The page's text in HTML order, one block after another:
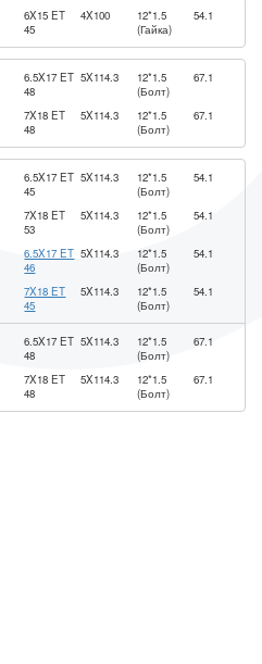
6X15 ET
45
4X100
12*1.5
(Гайка)
54.1
6.5X17 ET
48
7X18 ET
48
5X114.3
5X114.3
12*1.5
(Болт)
12*1.5
(Болт)
67.1
67.1
6.5X17 ET
45
7X18 ET
53
6.5X17 ET
46
7X18 ET
45
5X114.3
5X114.3
5X114.3
5X114.3
12*1.5
(Болт)
12*1.5
(Болт)
12*1.5
(Болт)
12*1.5
(Болт)
54.1
54.1
54.1
54.1
6.5X17 ET
48
7X18 ET
48
5X114.3
5X114.3
12*1.5
(Болт)
12*1.5
(Болт)
67.1
67.1